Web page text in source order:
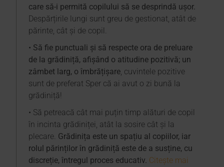
care să-i permită copilului să se desprindă uşor.
Despărțirile lungi sunt greu de gestionat, atât de
părinte, cât şi de copil.
• Să fie punctuali și să respecte ora de preluare
de la grădiniță, afișând o atitudine pozitivă; un
zâmbet larg, o îmbrățișare , cuvintele pozitive
sunt de preferat Sper că ai avut o zi bună la
grădiniță!
• Să petreacă cât mai puțin timp alături de copil
în incinta grădiniței, atât la sosire cât și la
plecare. Grădinița este un spațiu al copiilor, iar
rolul părinților în grădiniță este de a susține, cu
discreție, întregul proces educativ. Citește mai